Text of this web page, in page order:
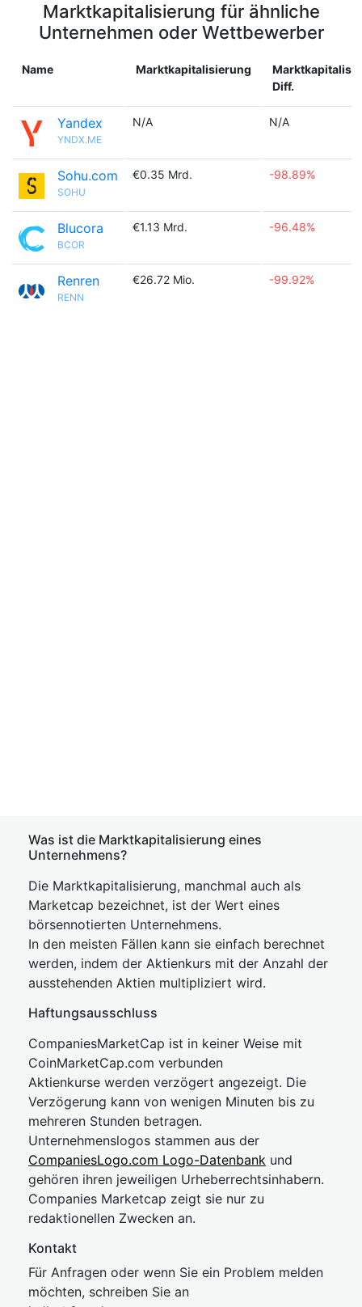
Marktkapitalisierung für ähnliche
Unternehmen oder Wettbewerber
Name Marktkapitalisierung
Diff.
Yandex
YNDX.ME
N/A N/A
Sohu.com
SOHU
€0.35 Mrd. -98.89%
Blucora
BCOR
€1.13 Mrd. -96.48%
Renren
RENN
€26.72 Mio. -99.92%
Was ist die Marktkapitalisierung eines
Unternehmens?
Die Marktkapitalisierung, manchmal auch als
Marketcap bezeichnet, ist der Wert eines
börsennotierten Unternehmens.
In den meisten Fällen kann sie einfach berechnet
werden, indem der Aktienkurs mit der Anzahl der
ausstehenden Aktien multipliziert wird.
Haftungsausschluss
CompaniesMarketCap ist in keiner Weise mit
CoinMarketCap.com verbunden
Aktienkurse werden verzögert angezeigt. Die
Verzögerung kann von wenigen Minuten bis zu
mehreren Stunden betragen.
Unternehmenslogos stammen aus der
CompaniesLogo.com Logo-Datenbank und
gehören ihren jeweiligen Urheberrechtsinhabern.
Companies Marketcap zeigt sie nur zu
redaktionellen Zwecken an.
Kontakt
Für Anfragen oder wenn Sie ein Problem melden
möchten, schreiben Sie an